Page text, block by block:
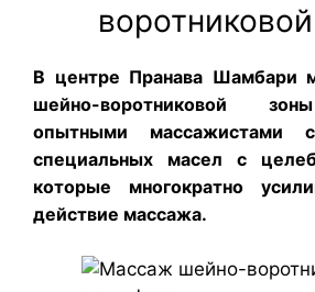
В центре Пранава Шамбари
шейно-воротниковой
опытными массажистами
специальных масел с
которые многократно
действие массажа.